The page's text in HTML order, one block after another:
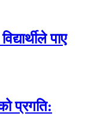
पाए
प्रगति: